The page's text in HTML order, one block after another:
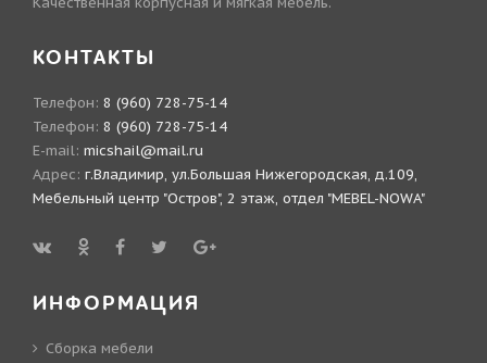
КОНТАКТЫ
Телефон: 8 (960) 728-75-14
Телефон: 8 (960) 728-75-14
E-mail: micshail@mail.ru
Адрес: г.Владимир, ул.Большая Нижегородская, д.109,
Мебельный центр "Остров", 2 этаж, отдел "MEBEL-NOWA"
ИНФОРМАЦИЯ
Сборка мебели